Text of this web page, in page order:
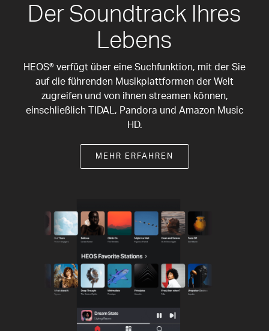
Der Soundtrack Ihres
Lebens
HEOS® verfügt über eine Suchfunktion, mit der Sie
auf die führenden Musikplattformen der Welt
zugreifen und von ihnen streamen können,
einschließlich TIDAL, Pandora und Amazon Music
HD.
MEHR ERFAHREN